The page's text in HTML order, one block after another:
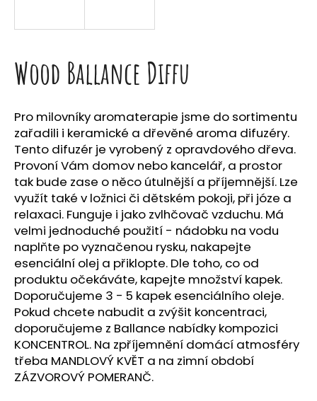
Wood Ballance Diffu
Pro milovníky aromaterapie jsme do sortimentu
zařadili i keramické a dřevěné aroma difuzéry.
Tento difuzér je vyrobený z opravdového dřeva.
Provoní Vám domov nebo kancelář, a prostor
tak bude zase o něco útulnější a příjemnější. Lze
využít také v ložnici či dětském pokoji, při józe a
relaxaci. Funguje i jako zvlhčovač vzduchu. Má
velmi jednoduché použití - nádobku na vodu
naplňte po vyznačenou rysku, nakapejte
esenciální olej a přiklopte. Dle toho, co od
produktu očekáváte, kapejte množství kapek.
Doporučujeme 3 - 5 kapek esenciálního oleje.
Pokud chcete nabudit a zvýšit koncentraci,
doporučujeme z Ballance nabídky kompozici
KONCENTROL. Na zpříjemnění domácí atmosféry
třeba MANDLOVÝ KVĚT a na zimní období
ZÁZVOROVÝ POMERANČ.
j
t
?
HLEDAT
D
o
p
o
r
u
č
u
j
e
m